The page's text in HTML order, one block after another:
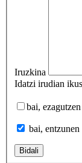
Iruzkina
Idatzi irudian
bai,
bai,